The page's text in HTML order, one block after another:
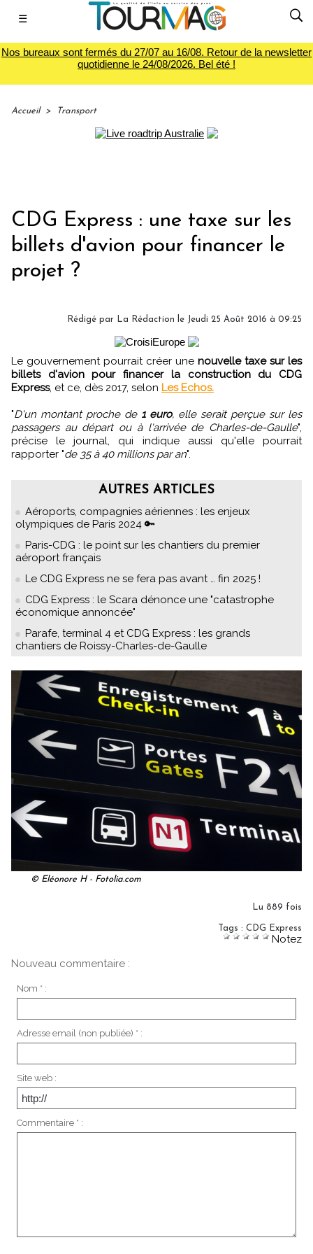
☰
Nos bureaux sont fermés du 27/07 au 16/08. Retour de la newsletter
quotidienne le 24/08/2026. Bel été !
Accueil > Transport
CDG Express : une taxe sur les
billets d'avion pour financer le
projet ?
Rédigé par La Rédaction le Jeudi 25 Août 2016 à 09:25
Le gouvernement pourrait créer une nouvelle taxe sur les
billets d'avion pour financer la construction du CDG
Express, et ce, dès 2017, selon Les Echos.
"D'un montant proche de 1 euro, elle serait perçue sur les
passagers au départ ou à l'arrivée de Charles-de-Gaulle",
précise le journal, qui indique aussi qu'elle pourrait
rapporter "de 35 à 40 millions par an".
AUTRES ARTICLES
Aéroports, compagnies aériennes : les enjeux
olympiques de Paris 2024 🔑
Paris-CDG : le point sur les chantiers du premier
aéroport français
Le CDG Express ne se fera pas avant … fin 2025 !
CDG Express : le Scara dénonce une "catastrophe
économique annoncée"
Parafe, terminal 4 et CDG Express : les grands
chantiers de Roissy-Charles-de-Gaulle
© Eléonore H - Fotolia.com
Lu 889 fois
Tags : CDG Express
Notez
Nouveau commentaire :
Nom * :
Adresse email (non publiée) * :
Site web :
Commentaire * :